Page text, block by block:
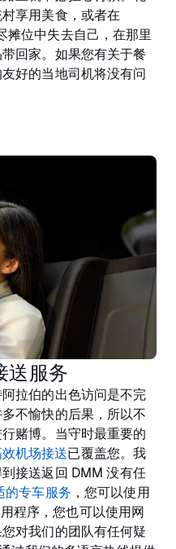
享用美食，或者在
摊位中失去自己，在那里
回家。如果您有关于餐
好的当地司机将没有问
送服务
拉伯的出色访问是不完
不愉快的后果，所以不
赌博。当守时最重要的
机场接送已覆盖您。我
接送返回 DMM 没有任
的专车服务 ，您可以使用
程序，您也可以使用网
对我们的团队有任何疑